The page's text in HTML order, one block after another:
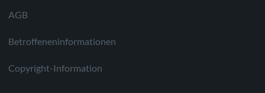
AGB
Betroffeneninformationen
Copyright-Information